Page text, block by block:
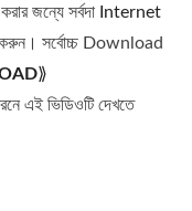
জন্যে সর্বদা Internet
করুন। সর্বোচ্চ Download
⟫
এই ভিডিওটি দেখতে